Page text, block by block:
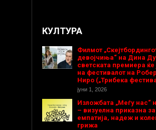
КУЛТУРА
Филмот
девојчиња“ на Дина
светската премиера ќе
на фестивалот на
Ниро („Трибека
јуни 1, 2026
Изложбата „Меѓу нас“
– визуелна приказна за
емпатија, надеж и
грижа